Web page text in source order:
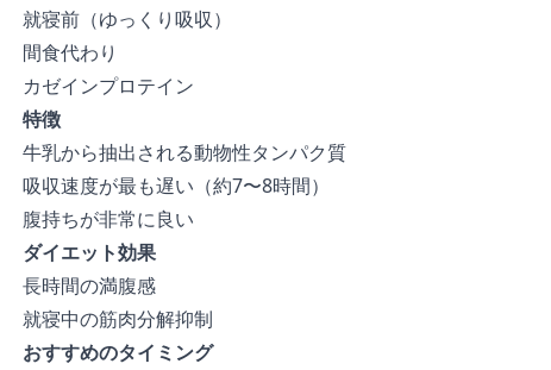
就寝前（ゆっくり吸収）
間食代わり
カゼインプロテイン
特徴
牛乳から抽出される動物性タンパク質
吸収速度が最も遅い（約7〜8時間）
腹持ちが非常に良い
ダイエット効果
長時間の満腹感
就寝中の筋肉分解抑制
おすすめのタイミング